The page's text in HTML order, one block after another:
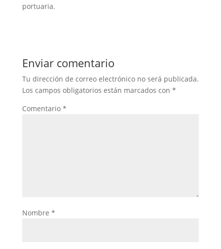
portuaria.
Enviar comentario
Tu dirección de correo electrónico no será publicada.
Los campos obligatorios están marcados con *
Comentario *
Nombre *